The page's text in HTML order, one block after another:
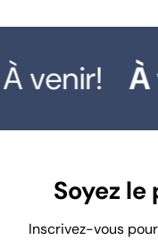
venir! À
Soyez
Inscrivez-vous